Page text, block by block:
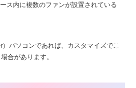
ス内に複数のファンが設置されている
パソコンであれば、カスタマイズでこ
合があります。